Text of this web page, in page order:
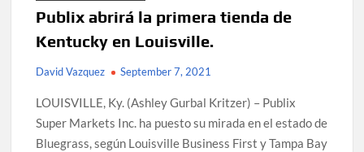
Publix abrirá la primera tienda de
Kentucky en Louisville.
David Vazquez September 7, 2021
LOUISVILLE, Ky. (Ashley Gurbal Kritzer) – Publix
Super Markets Inc. ha puesto su mirada en el estado de
Bluegrass, según Louisville Business First y Tampa Bay